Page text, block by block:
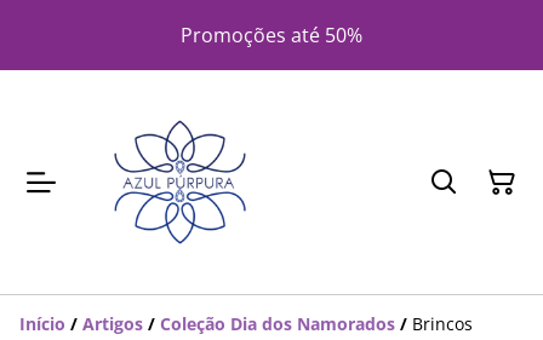
Promoções até 50%
Início / Artigos / Coleção Dia dos Namorados / Brincos